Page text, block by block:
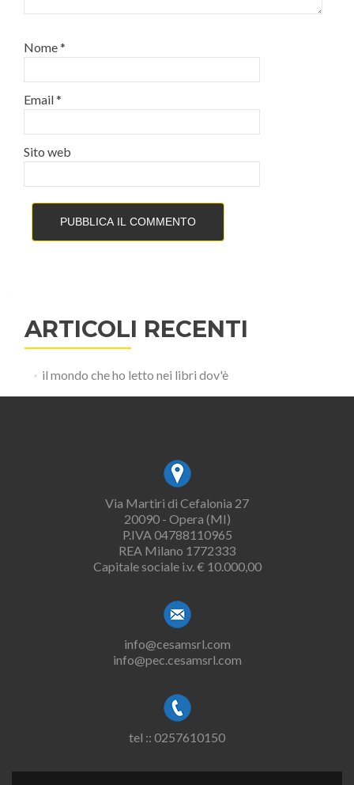
Nome*
Email*
Sito web
ARTICOLI RECENTI
il mondo che ho letto nei libri dov'è
Via Martiri di Cefalonia 27
20090 - Opera (MI)
P.IVA 04788110965
REA Milano 1772333
Capitale sociale i.v. € 10.000,00
info@cesamsrl.com
info@pec.cesamsrl.com
tel :: 0257610150